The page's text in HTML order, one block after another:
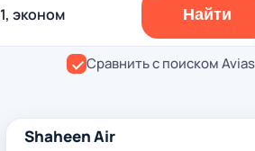
1, эконом Найти
Сравнить с поиском
Shaheen Air